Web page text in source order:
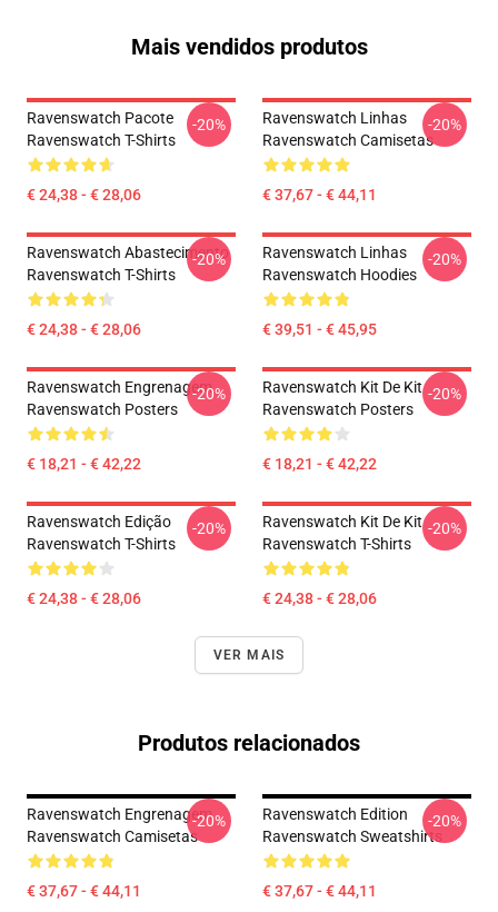
Mais vendidos produtos
Ravenswatch Pacote
Ravenswatch T-Shirts
€ 24,38 - € 28,06
-20%
Ravenswatch Linhas
Ravenswatch Camisetas
€ 37,67 - € 44,11
-20%
Ravenswatch Abastecimento
Ravenswatch T-Shirts
€ 24,38 - € 28,06
-20%
Ravenswatch Linhas
Ravenswatch Hoodies
€ 39,51 - € 45,95
-20%
Ravenswatch Engrenagem
Ravenswatch Posters
€ 18,21 - € 42,22
-20%
Ravenswatch Kit De Kit
Ravenswatch Posters
€ 18,21 - € 42,22
-20%
Ravenswatch Edição
Ravenswatch T-Shirts
€ 24,38 - € 28,06
-20%
Ravenswatch Kit De Kit
Ravenswatch T-Shirts
€ 24,38 - € 28,06
-20%
VER MAIS
Produtos relacionados
Ravenswatch Engrenagem
Ravenswatch Camisetas
€ 37,67 - € 44,11
-20%
Ravenswatch Edition
Ravenswatch Sweatshirts
€ 37,67 - € 44,11
-20%